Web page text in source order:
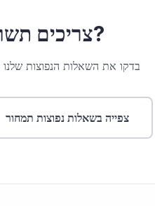
צריכים תשובות מהירות?
בדקו את השאלות הנפוצות
צפייה בשאלות נפוצות תמחור